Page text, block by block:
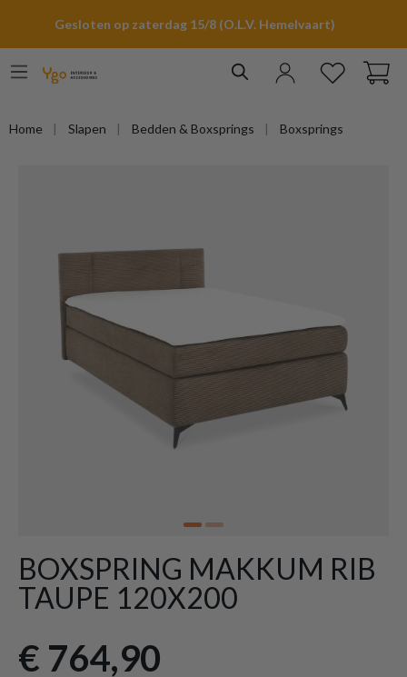
Gesloten op zaterdag 15/8 (O.L.V. Hemelvaart)
Home Slapen Bedden & Boxsprings Boxsprings
BOXSPRING MAKKUM RIB
TAUPE 120X200
€ 764,90